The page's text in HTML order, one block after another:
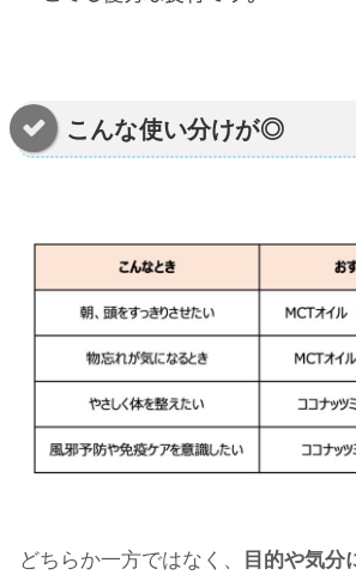
こんな使い分けが◎
どちらか一方ではなく、
目的や気分